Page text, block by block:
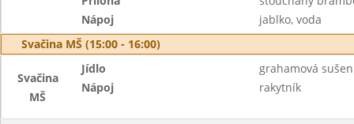
Nápoj
jablko, voda
Svačina MŠ (15:00 - 16:00)
Svačina
MŠ
Jídlo
grahamová
Nápoj
rakytník